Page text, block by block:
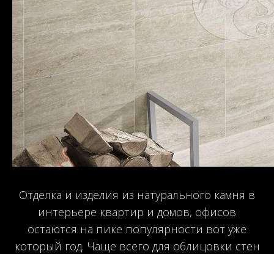
Отделка и изделия из натурального камня в
интерьере квартир и домов, офисов
остаются на пике популярности вот уже
который год. Чаще всего для облицовки стен